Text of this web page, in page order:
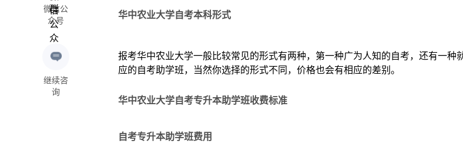
微信公
众号
继续咨
询
华中农业大学自考本科形式
报考华中农业大学一般比较常见的形式有两种，第一种广为人知的自考，还有一种
应的自考助学班，当然你选择的形式不同，价格也会有相应的差别。
华中农业大学自考专升本助学班收费标准
自考专升本助学班费用